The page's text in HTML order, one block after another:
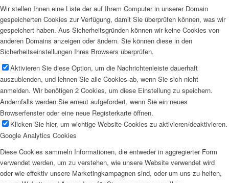
Wir stellen Ihnen eine Liste der auf Ihrem Computer in unserer Domain
gespeicherten Cookies zur Verfügung, damit Sie überprüfen können, was wir
gespeichert haben. Aus Sicherheitsgründen können wir keine Cookies von
anderen Domains anzeigen oder ändern. Sie können diese in den
Sicherheitseinstellungen Ihres Browsers überprüfen.
Aktivieren Sie diese Option, um die Nachrichtenleiste dauerhaft
auszublenden, und lehnen Sie alle Cookies ab, wenn Sie sich nicht
anmelden. Wir benötigen 2 Cookies, um diese Einstellung zu speichern.
Andernfalls werden Sie erneut aufgefordert, wenn Sie ein neues
Browserfenster oder eine neue Registerkarte öffnen.
Klicken Sie hier, um wichtige Website-Cookies zu aktivieren/deaktivieren.
Google Analytics Cookies
Diese Cookies sammeln Informationen, die entweder in aggregierter Form
verwendet werden, um zu verstehen, wie unsere Website verwendet wird
oder wie effektiv unsere Marketingkampagnen sind, oder um uns zu helfen,